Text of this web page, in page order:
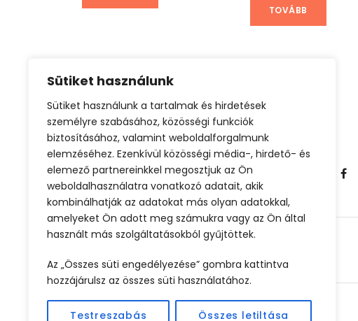
Sütiket használunk
Sütiket használunk a tartalmak és hirdetések
személyre szabásához, közösségi funkciók
biztosításához, valamint weboldalforgalmunk
elemzéséhez. Ezenkívül közösségi média-, hirdető- és
elemező partnereinkkel megosztjuk az Ön
weboldalhasználatra vonatkozó adatait, akik
kombinálhatják az adatokat más olyan adatokkal,
amelyeket Ön adott meg számukra vagy az Ön által
használt más szolgáltatásokból gyűjtöttek.
Az „Összes süti engedélyezése” gombra kattintva
hozzájárulsz az összes süti használatához.
Testreszabás Összes letiltása
TOVÁBB
Olcsó repjegyek Európában